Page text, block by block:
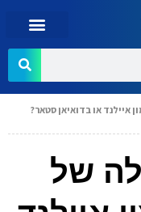
איילנד או בדואיאן סטאר?
של